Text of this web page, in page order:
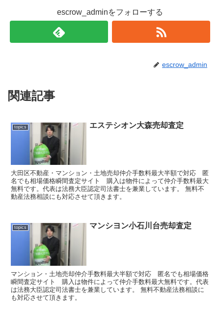
escrow_adminをフォローする
escrow_admin
関連記事
topics エステシオン大森売却査定
大田区不動産・マンション・土地売却仲介手数料最大半額で対応 匿
名でも相場価格瞬間査定サイト 購入は物件によって仲介手数料最大
無料です。代表は法務大臣認定司法書士を兼業しています。 無料不
動産法務相談にも対応させて頂きます。
topics マンシヨン小石川台売却査定
マンション・土地売却仲介手数料最大半額で対応 匿名でも相場価格
瞬間査定サイト 購入は物件によって仲介手数料最大無料です。代表
は法務大臣認定司法書士を兼業しています。 無料不動産法務相談に
も対応させて頂きます。